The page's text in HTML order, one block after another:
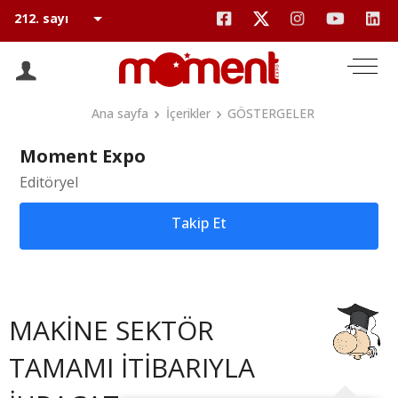
Ana sayfa İçerikler GÖSTERGELER
Moment Expo
Editöryel
Takip Et
MAKİNE SEKTÖR
TAMAMI İTİBARIYLA